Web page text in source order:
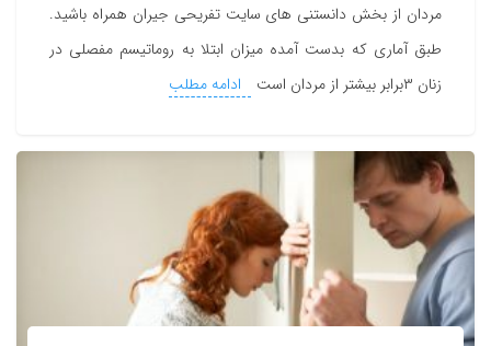
مردان از بخش دانستنی های سایت تفریحی جیران همراه باشید.
طبق آماری که بدست آمده میزان ابتلا به روماتیسم مفصلی در
زنان ۳برابر بیشتر از مردان است
ادامه مطلب